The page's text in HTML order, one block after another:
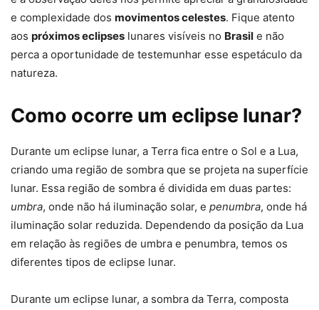
e complexidade dos movimentos celestes. Fique atento
aos próximos eclipses lunares visíveis no Brasil e não
perca a oportunidade de testemunhar esse espetáculo da
natureza.
Como ocorre um eclipse lunar?
Durante um eclipse lunar, a Terra fica entre o Sol e a Lua,
criando uma região de sombra que se projeta na superfície
lunar. Essa região de sombra é dividida em duas partes:
umbra, onde não há iluminação solar, e penumbra, onde há
iluminação solar reduzida. Dependendo da posição da Lua
em relação às regiões de umbra e penumbra, temos os
diferentes tipos de eclipse lunar.
Durante um eclipse lunar, a sombra da Terra, composta